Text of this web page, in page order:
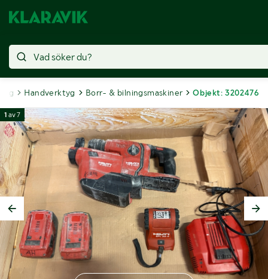
Handverktyg Borr- & bilningsmaskiner Objekt: 3202476
1 av7